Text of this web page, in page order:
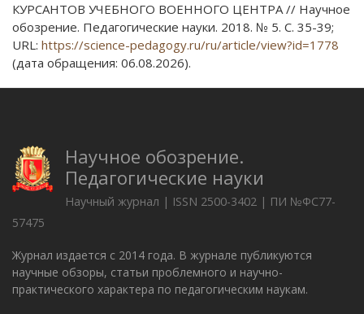
КУРСАНТОВ УЧЕБНОГО ВОЕННОГО ЦЕНТРА // Научное
обозрение. Педагогические науки. 2018. № 5. С. 35-39;
URL: https://science-pedagogy.ru/ru/article/view?id=1778
(дата обращения: 06.08.2026).
Научное обозрение.
Педагогические науки
Научный журнал | ISSN 2500-3402 | ПИ №ФС77-
57475
Журнал издается с 2014 года. В журнале публикуются
научные обзоры, статьи проблемного и научно-
практического характера по педагогическим наукам.